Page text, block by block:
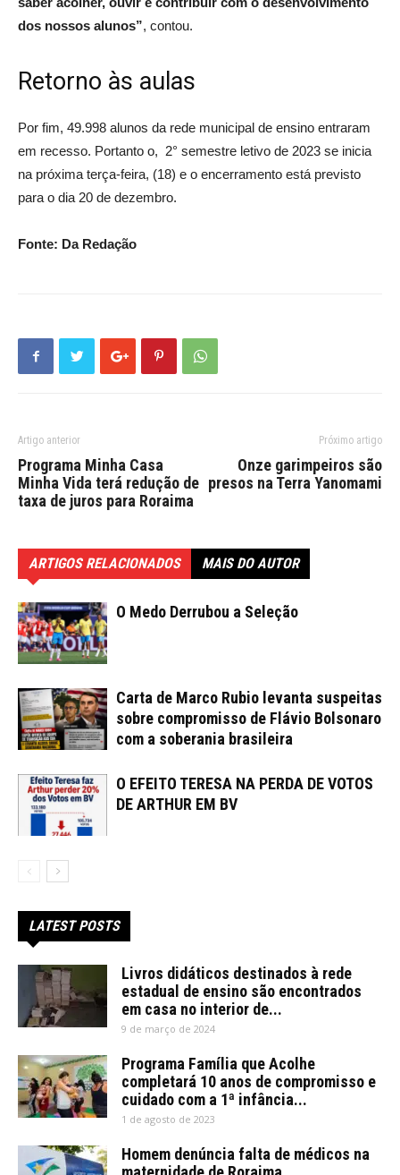
dos nossos alunos”, contou.
Retorno às aulas
Por fim, 49.998 alunos da rede municipal de ensino entraram
em recesso. Portanto o, 2° semestre letivo de 2023 se inicia
na próxima terça-feira, (18) e o encerramento está previsto
para o dia 20 de dezembro.
Fonte: Da Redação
Artigo anterior
Programa Minha Casa
Minha Vida terá redução de
taxa de juros para Roraima
Próximo artigo
Onze garimpeiros são
presos na Terra Yanomami
ARTIGOS RELACIONADOS MAIS DO AUTOR
O Medo Derrubou a Seleção
Carta de Marco Rubio levanta suspeitas
sobre compromisso de Flávio Bolsonaro
com a soberania brasileira
O EFEITO TERESA NA PERDA DE VOTOS
DE ARTHUR EM BV
LATEST POSTS
Livros didáticos destinados à rede
estadual de ensino são encontrados
em casa no interior de...
9 de março de 2024
Programa Família que Acolhe
completará 10 anos de compromisso e
cuidado com a 1ª infância...
1 de agosto de 2023
Homem denúncia falta de médicos na